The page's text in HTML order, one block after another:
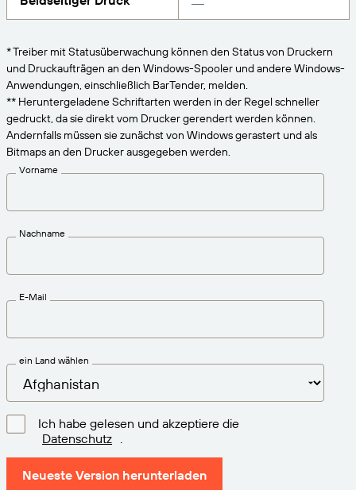
Preise
Kostenlos testen
Technische Daten
Print Connectors
Lösungsübersicht
VERBINDEN
Über uns
Karriere
Nachrichten
Erhalten Sie die Unterstützung, die Ihren
* Treiber mit Statusüberwachung können den Status von Druckern
und Druckaufträgen an den Windows-Spooler und andere Windows-
Anwendungen, einschließlich BarTender, melden.
** Heruntergeladene Schriftarten werden in der Regel schneller
gedruckt, da sie direkt vom Drucker gerendert werden können.
Andernfalls müssen sie zunächst von Windows gerastert und als
Bitmaps an den Drucker ausgegeben werden.
Vorname
Nachname
E-Mail
ein Land wählen
Ich habe gelesen und akzeptiere die
Datenschutz
Neueste Version herunterladen